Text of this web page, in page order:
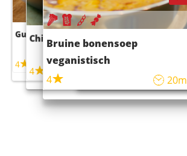
Guacamole
4
Chili con carne
4 45m
Bruine bonensoep
veganistisch
4
20m
Sushi rijstsalade
maaltijdsalade
4